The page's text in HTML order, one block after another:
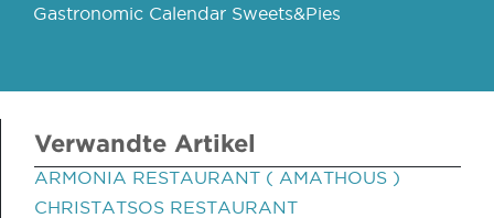
Gastronomic Calendar Sweets&Pies
Verwandte Artikel
ARMONIA RESTAURANT ( AMATHOUS )
CHRISTATSOS RESTAURANT